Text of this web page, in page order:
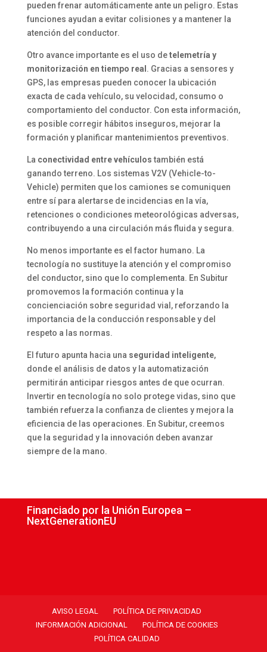
pueden frenar automáticamente ante un peligro. Estas
funciones ayudan a evitar colisiones y a mantener la
atención del conductor.
Otro avance importante es el uso detelemetría y
monitorización en tiempo real . Gracias a sensores y
GPS, las empresas pueden conocer la ubicación
exacta de cada vehículo, su velocidad, consumo o
comportamiento del conductor. Con esta información,
es posible corregir hábitos inseguros, mejorar la
formación y planificar mantenimientos preventivos.
La conectividad entre vehículostambién está
ganando terreno. Los sistemas V2V (Vehicle-to-
Vehicle) permiten que los camiones se comuniquen
entre sí para alertarse de incidencias en la vía,
retenciones o condiciones meteorológicas adversas,
contribuyendo a una circulación más fluida y segura.
No menos importante es el factor humano. La
tecnología no sustituye la atención y el compromiso
del conductor, sino que lo complementa. En Subitur
promovemos la formación continua y la
concienciación sobre seguridad vial, reforzando la
importancia de la conducción responsable y del
respeto a las normas.
El futuro apunta hacia una seguridad inteligente,
donde el análisis de datos y la automatización
permitirán anticipar riesgos antes de que ocurran.
Invertir en tecnología no solo protege vidas, sino que
también refuerza la confianza de clientes y mejora la
eficiencia de las operaciones. En Subitur, creemos
que la seguridad y la innovación deben avanzar
siempre de la mano.
Financiado por la Unión Europea –
NextGenerationEU
AVISO LEGAL
POLÍTICA DE PRIVACIDAD
INFORMACIÓN ADICIONAL
POLÍTICA DE COOKIES
POLÍTICA CALIDAD